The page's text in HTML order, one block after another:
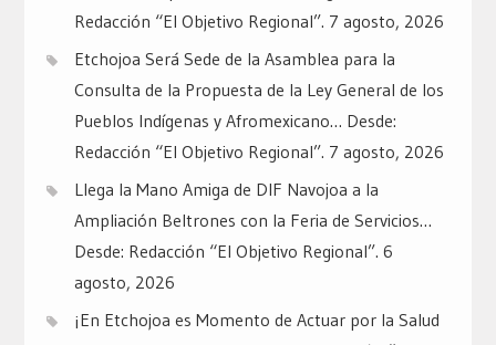
Redacción “El Objetivo Regional”. 7 agosto, 2026
Etchojoa Será Sede de la Asamblea para la
Consulta de la Propuesta de la Ley General de los
Pueblos Indígenas y Afromexicano… Desde:
Redacción “El Objetivo Regional”. 7 agosto, 2026
Llega la Mano Amiga de DIF Navojoa a la
Ampliación Beltrones con la Feria de Servicios…
Desde: Redacción “El Objetivo Regional”. 6
agosto, 2026
¡En Etchojoa es Momento de Actuar por la Salud